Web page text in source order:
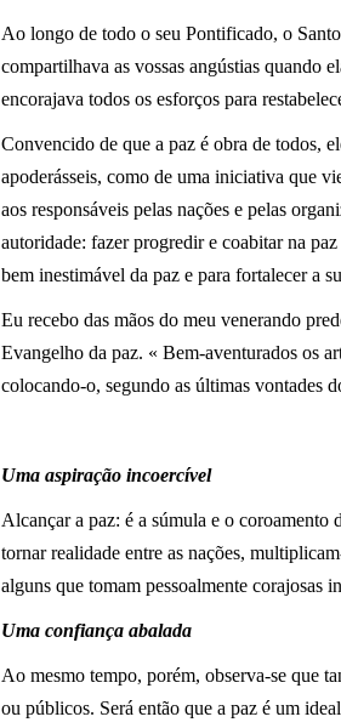
Ao longo de todo o seu Pontificado, o
compartilhava as vossas angústias quando
encorajava todos os esforços para
Convencido de que a paz é obra de todos,
apoderásseis, como de uma iniciativa que
aos responsáveis pelas nações e pelas
autoridade: fazer progredir e coabitar na
bem inestimável da paz e para fortalecer a
Eu recebo das mãos do meu venerando
Evangelho da paz. « Bem-aventurados os
colocando-o, segundo as últimas vontades
Uma aspiração incoercível
Alcançar a paz: é a súmula e o coroamento
tornar realidade entre as nações,
alguns que tomam pessoalmente corajosas
Uma confiança abalada
Ao mesmo tempo, porém, observa-se que
ou públicos. Será então que a paz é um